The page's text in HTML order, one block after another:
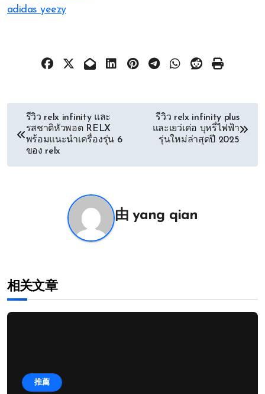
adidas yeezy
章
导
รีวิว relx infinity และ
รสชาติหัวพอต RELX
พร้อมแนะนำเครื่องรุ่น 6
ของ relx
รีวิว relx infinity plus
และเยว่เค่อ บุหรี่ไฟฟ้า
รุ่นใหม่ล่าสุดปี 2025
由yang qian
相关文章
推薦